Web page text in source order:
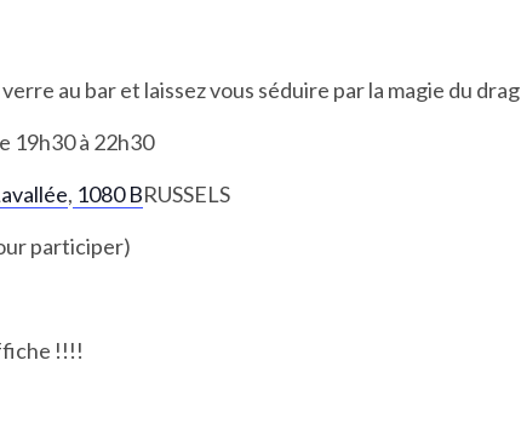
au bar et laissez vous séduire par la magie du drag
19h30 à 22h30
, 1080 BRUSSELS
participer)
!!!!